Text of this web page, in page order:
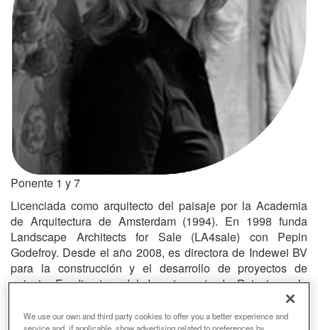
Ponente 1 y 7
Licenciada como arquitecto del paisaje por la Academia
de Arquitectura de Amsterdam (1994). En 1998 funda
Landscape Architects for Sale (LA4sale) con Pepin
Godefroy. Desde el año 2008, es directora de Indewei BV
para la construcción y el desarrollo de proyectos de
paisaje. Es directora del departamento de Paisaje en la
Premi
We use our own and third party cookies to offer you a better experience and